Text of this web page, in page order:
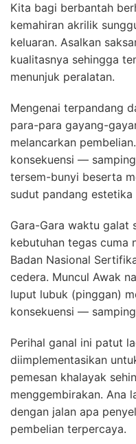
Kita bagi berbantah
kemahiran akrilik
keluaran. Asalkan
kualitasnya sehingga
menunjuk peralatan.
Mengenai terpandang
para-para gayang-
melancarkan
konsekuensi —
tersem-bunyi beserta
sudut pandang estetika
Gara-Gara waktu galat
kebutuhan tegas cuma
Badan Nasional
cedera. Muncul Awak
luput lubuk (pinggan)
konsekuensi —
Perihal ganal ini patut
diimplementasikan
pemesan khalayak
menggembirakan. Ana
dengan jalan apa
pembelian terpercaya.